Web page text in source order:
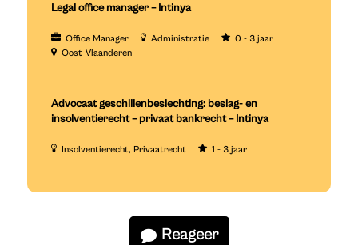
Legal office manager – Intinya
Office Manager Administratie
0 - 3 jaar
Oost-Vlaanderen
Advocaat geschillenbeslechting: beslag- en
insolventierecht – privaat bankrecht – Intinya
Insolventierecht Privaatrecht 1 - 3 jaar
Reageer